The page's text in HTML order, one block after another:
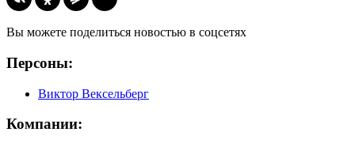
Вы можете поделиться новостью в соцсетях
Персоны:
Виктор Вексельберг
Компании: